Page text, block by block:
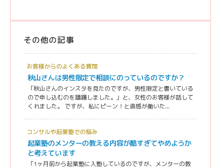
その他の記事
お客様からのよくある質問
秋山さんは男性限定で相談にのっているのですか？
「秋山さんのインスタを見たのですが、男性限定と書いている
ので申し込むのを躊躇しました。」と、女性のお客様が話して
くれました。 ですが、私にピーン！と直感が働いた...
コンサルや起業塾での悩み
起業塾のメンターの教える内容が酷すぎてやめようか
と考えています
「1ヶ月前から起業塾に入塾しているのですが、メンターの教